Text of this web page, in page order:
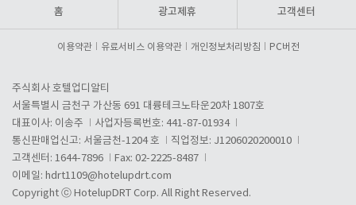
홈 광고제휴 고객센터
이용약관 유료서비스 이용약관 개인정보처리방침 PC버전
주식회사 호텔업디알티
서울특별시 금천구 가산동 691 대륭테크노타운20차 1807호
대표이사: 이송주
사업자등록번호: 441-87-01934
통신판매업신고: 서울금천-1204 호
직업정보: J1206020200010
고객센터: 1644-7896
Fax: 02-2225-8487
이메일: hdrt1109@hotelupdrt.com
Copyright ⓒ HotelupDRT Corp. All Right Reserved.